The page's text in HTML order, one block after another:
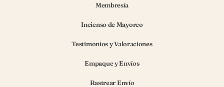
Membresía
Incienso de Mayoreo
Testimonios y Valoraciones
Empaque y Envíos
Rastrear Envío